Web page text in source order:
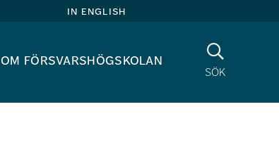
in english
om försvarshögskolan
sök
Sök